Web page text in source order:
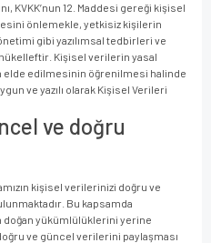
KVKK’nun 12. Maddesi gereği kişisel
önlemekle, yetkisiz kişilerin
gibi yazılımsal tedbirleri ve
Kişisel verilerin yasal
elde edilmesinin öğrenilmesi halinde
ve yazılı olarak Kişisel Verileri
ve doğru
kişisel verilerinizi doğru ve
Bu kapsamda
doğan yükümlülüklerini yerine
ve güncel verilerini paylaşması